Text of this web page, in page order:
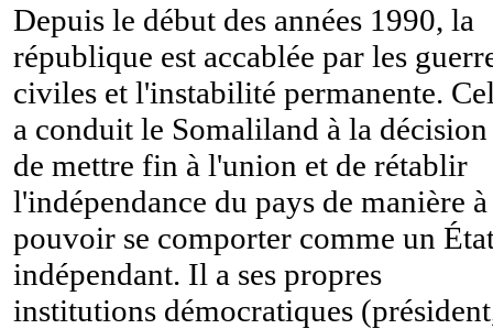
Depuis le début des années 1990, la
république est accablée par les
civiles et l'instabilité permanente.
a conduit le Somaliland à la décision
de mettre fin à l'union et de rétablir
l'indépendance du pays de manière à
pouvoir se comporter comme un
indépendant. Il a ses propres
institutions démocratiques